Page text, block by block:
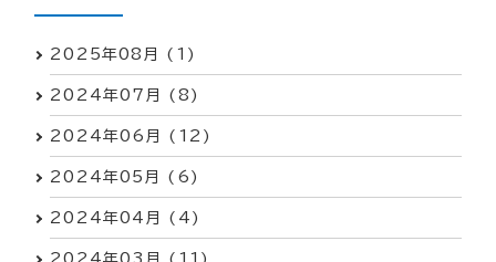
2025年08月 (1)
2024年07月 (8)
2024年06月 (12)
2024年05月 (6)
2024年04月 (4)
2024年03月 (11)